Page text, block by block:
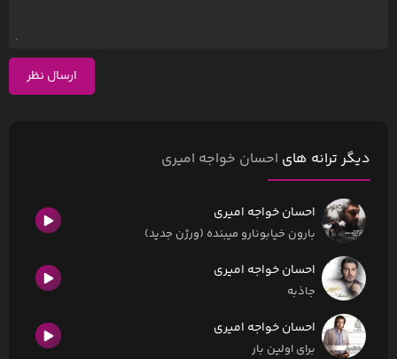
ارسال نظر
دیگر ترانه های احسان خواجه امیری
احسان خواجه امیری
بارون خیابونارو میبنده (ورژن جدید)
احسان خواجه امیری
جاذبه
احسان خواجه امیری
برای اولین بار